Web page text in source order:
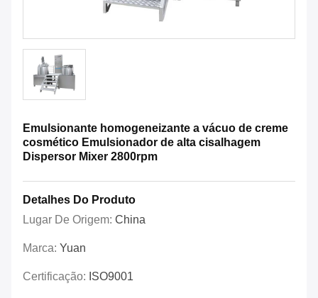
Emulsionante homogeneizante a vácuo de creme
cosmético Emulsionador de alta cisalhagem
Dispersor Mixer 2800rpm
Detalhes Do Produto
Lugar De Origem: China
Marca: Yuan
Certificação: ISO9001